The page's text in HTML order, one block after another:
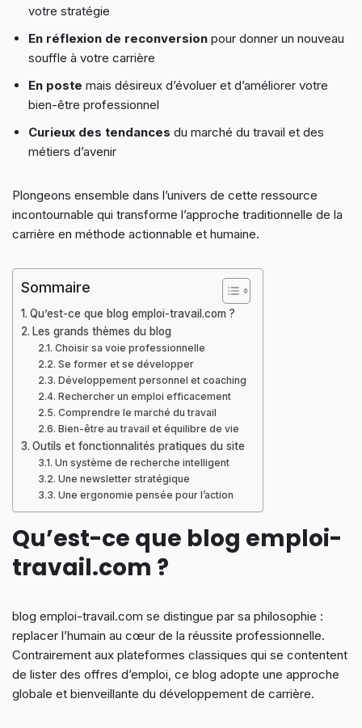
votre stratégie
En réflexion de reconversion pour donner un nouveau
souffle à votre carrière
En poste mais désireux d’évoluer et d’améliorer votre
bien-être professionnel
Curieux des tendances du marché du travail et des
métiers d’avenir
Plongeons ensemble dans l’univers de cette ressource
incontournable qui transforme l’approche traditionnelle de la
carrière en méthode actionnable et humaine.
Sommaire
Qu’est-ce que blog emploi-travail.com ?
Les grands thèmes du blog
Choisir sa voie professionnelle
Se former et se développer
Développement personnel et coaching
Rechercher un emploi efficacement
Comprendre le marché du travail
Bien-être au travail et équilibre de vie
Outils et fonctionnalités pratiques du site
Un système de recherche intelligent
Une newsletter stratégique
Une ergonomie pensée pour l’action
Qu’est-ce que blog emploi-
travail.com ?
blog emploi-travail.com se distingue par sa philosophie :
replacer l’humain au cœur de la réussite professionnelle.
Contrairement aux plateformes classiques qui se contentent
de lister des offres d’emploi, ce blog adopte une approche
globale et bienveillante du développement de carrière.